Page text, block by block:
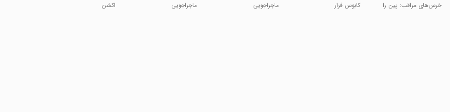
خرس‌های مراقب: پین را
کابوس فرار ماجراجویی ماجراجویی اکشن